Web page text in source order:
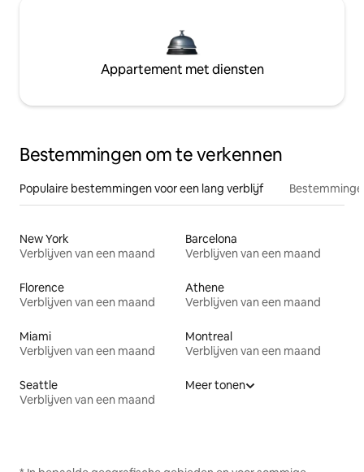
Appartement met diensten
Bestemmingen om te verkennen
Populaire bestemmingen voor een lang verblijf
New York
Verblijven van een maand
Barcelona
Verblijven van een maand
Florence
Verblijven van een maand
Athene
Verblijven van een maand
Miami
Verblijven van een maand
Montreal
Verblijven van een maand
Seattle
Verblijven van een maand
Meer tonen